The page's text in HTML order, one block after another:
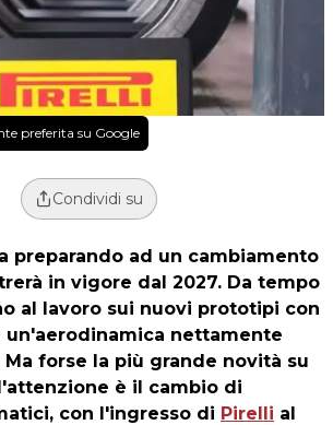
preferita su Google
Condividi su
preparando ad un cambiamento
in vigore dal 2027. Da tempo
al lavoro sui nuovi prototipi con
un'aerodinamica nettamente
forse la più grande novità su
è il cambio di
con l'ingresso di Pirelli al